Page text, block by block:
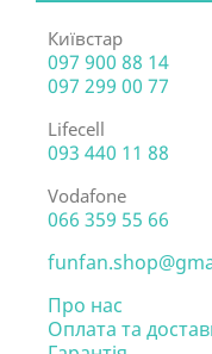
Київстар
097 900 88 14
097 299 00 77
Lifecell
093 440 11 88
Vodafone
066 359 55 66
Про нас
Оплата та